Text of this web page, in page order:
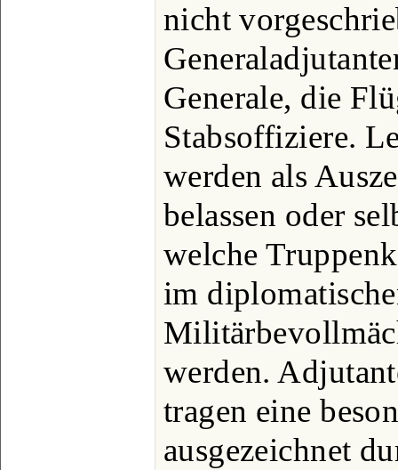
nicht
Generale, die
Stabsoffiziere.
werden als
belassen oder
welche
im
werden.
tragen eine
ausgezeichnet